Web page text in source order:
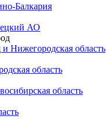
Балкария
АО
Нижегородская область
область
область